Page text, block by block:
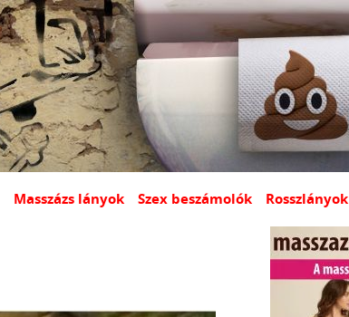
Masszázs lányok Szex beszámolók Rosszlányok